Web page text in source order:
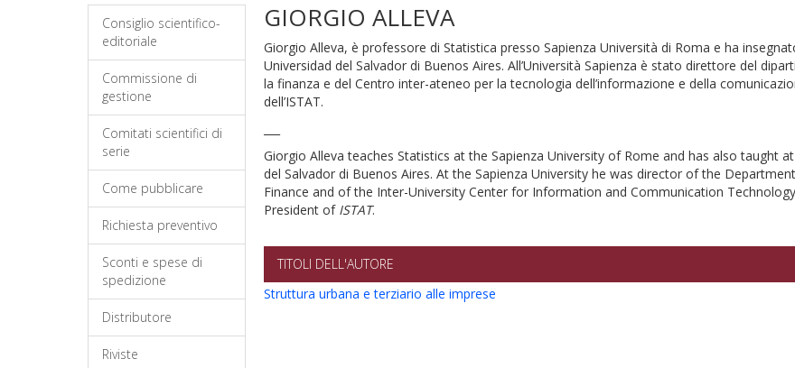
Consiglio scientifico-
editoriale
Commissione di
gestione
Comitati scientifici di
serie
Come pubblicare
Richiesta preventivo
Sconti e spese di
spedizione
Distributore
Riviste
GIORGIO ALLEVA
Giorgio Alleva, è professore di Statistica presso Sapienza Università di Roma e ha
Universidad del Salvador di Buenos Aires. All’Università Sapienza è stato direttore del
la finanza e del Centro inter-ateneo per la tecnologia dell’informazione e della
dell’ISTAT.
Giorgio Alleva teaches Statistics at the Sapienza University of Rome and has also taught
del Salvador di Buenos Aires. At the Sapienza University he was director of the
Finance and of the Inter-University Center for Information and Communication
President of ISTAT.
TITOLI DELL'AUTORE
Struttura urbana e terziario alle imprese